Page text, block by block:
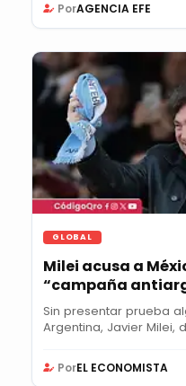
PorAGENCIA EFE
GLOBAL
Milei acusa a
“campaña
Sin presentar prueba
Argentina, Javier Milei,
PorEL ECONOMISTA